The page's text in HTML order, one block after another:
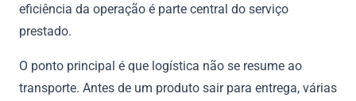
eficiência da operação é parte central do serviço
prestado.
O ponto principal é que logística não se resume ao
transporte. Antes de um produto sair para entrega, várias